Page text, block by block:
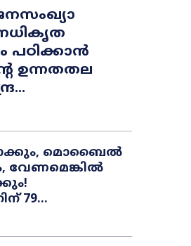
പഠിക്കാൻ
ഉന്നതതല
മൊബൈൽ
വേണമെങ്കിൽ
79...